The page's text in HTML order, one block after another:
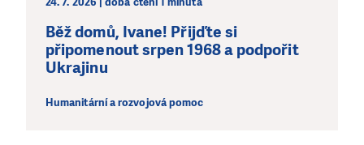
Běž domů, Ivane! Přijďte si
připomenout srpen 1968 a podpořit
Ukrajinu
Humanitární a rozvojová pomoc